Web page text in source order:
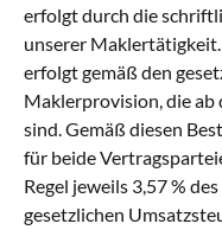
erfolgt durch die
unserer
erfolgt gemäß den
Maklerprovision, die
sind. Gemäß diesen
für beide
Regel jeweils 3,57 %
gesetzlichen